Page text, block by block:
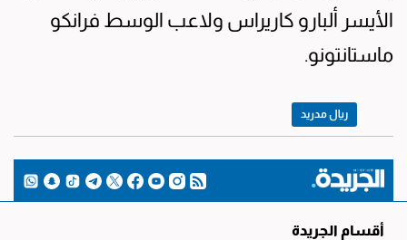
الأيسر ألبارو كاريراس ولاعب الوسط فرانكو
ماستانتونو.
ريال مدريد
أقسام الجريدة